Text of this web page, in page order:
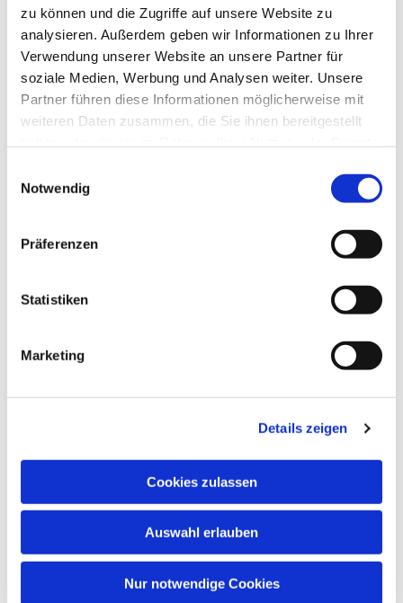
zu können und die Zugriffe auf unsere Website zu
analysieren. Außerdem geben wir Informationen zu Ihrer
Verwendung unserer Website an unsere Partner für
soziale Medien, Werbung und Analysen weiter. Unsere
Partner führen diese Informationen möglicherweise mit
weiteren Daten zusammen, die Sie ihnen bereitgestellt
Notwendig
Präferenzen
Statistiken
Marketing
Details zeigen
Cookies zulassen
Auswahl erlauben
Nur notwendige Cookies